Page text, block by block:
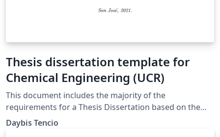
Thesis dissertation template for
Chemical Engineering (UCR)
This document includes the majority of the
requirements for a Thesis Dissertation based on the
Chemical Engineer Department Criteria at the
University of Costa Rica (UCR, 2021).
Daybis Tencio